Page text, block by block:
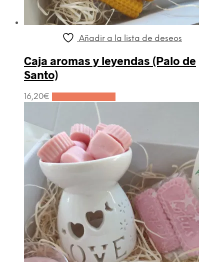
Añadir a la lista de deseos
Caja aromas y leyendas (Palo de
Santo)
16,20€